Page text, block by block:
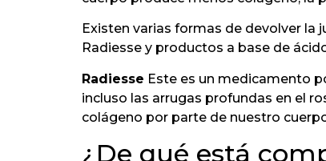
Existen varias formas de devolver la
Radiesse y productos a base de
Radiesse Este es un medicamento
incluso las arrugas profundas en el
colágeno por parte de nuestro
¿De qué está